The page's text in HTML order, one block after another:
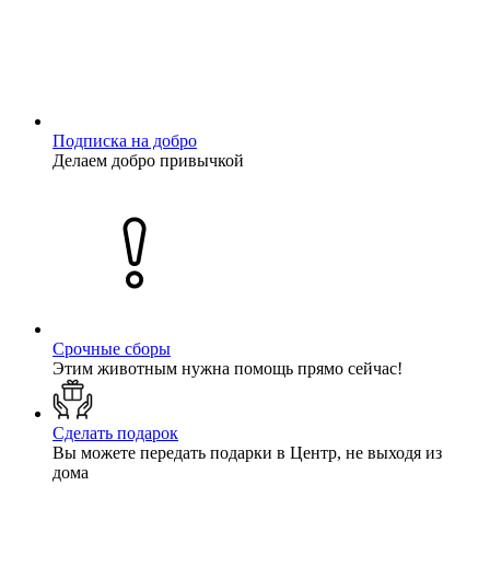
Подписка на добро
Делаем добро привычкой
Срочные сборы
Этим животным нужна помощь прямо сейчас!
Сделать подарок
Вы можете передать подарки в Центр, не выходя из
дома